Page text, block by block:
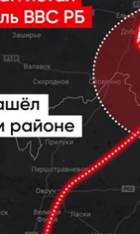
Згодом проліт/